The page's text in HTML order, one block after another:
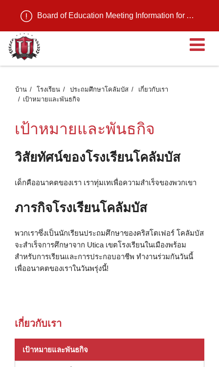
Board of Education Meeting Information for August 11, 2026
เ
บ้าน โรงเรียน ประถมศึกษาโคลัมบัส
เกี่ยวกับเรา
เป้าหมายและพันธกิจ
เป้าหมายและพันธกิจ
วิสัยทัศน์ของโรงเรียนโคลัมบัส
เด็กคืออนาคตของเรา เราทุ่มเทเพื่อความสําเร็จของพวกเขา
ภารกิจโรงเรียนโคลัมบัส
พวกเราซึ่งเป็นนักเรียนประถมศึกษาของคริสโตเฟอร์ โคลัมบัส
จะสำเร็จการศึกษาจาก Utica เขตโรงเรียนในเมืองพร้อม
สำหรับการเรียนและการประกอบอาชีพ ทำงานร่วมกันวันนี้
เพื่ออนาคตของเราในวันพรุ่งนี้!
เกี่ยวกับเรา
เป้าหมายและพันธกิจ